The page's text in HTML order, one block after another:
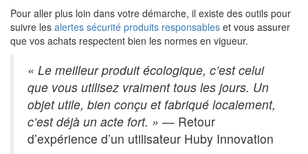
Pour aller plus loin dans votre démarche, il existe des outils pour
suivre les alertes sécurité produits responsables et vous assurer
que vos achats respectent bien les normes en vigueur.
« Le meilleur produit écologique, c’est celui
que vous utilisez vraiment tous les jours. Un
objet utile, bien conçu et fabriqué localement,
c’est déjà un acte fort. » — Retour
d’expérience d’un utilisateur Huby Innovation